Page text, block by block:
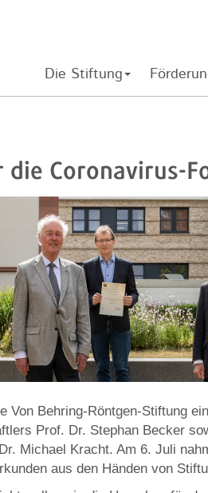
Die Stiftung
die Coronavirus-
Von Behring-Röntgen-Stiftung
Prof. Dr. Stephan Becker
Michael Kracht. Am 6. Juli
aus den Händen von